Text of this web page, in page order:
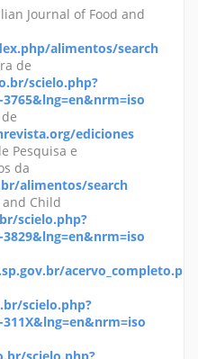
Journal of Food and
alimentos/search
de
scielo.php?
ediciones
Pesquisa e
da
alimentos/search
Child
scielo.php?
acervo_completo.php
scielo.php?